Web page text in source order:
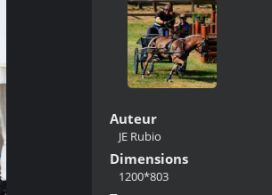
Auteur
JE Rubio
Dimensions
1200*803